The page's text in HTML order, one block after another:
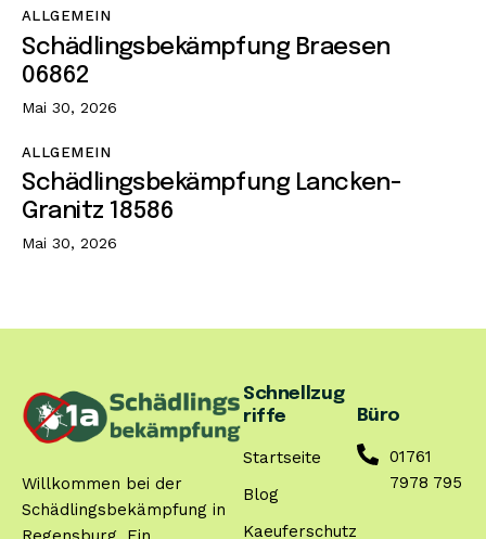
ALLGEMEIN
Schädlingsbekämpfung Braesen
06862
Mai 30, 2026
ALLGEMEIN
Schädlingsbekämpfung Lancken-
Granitz 18586
Mai 30, 2026
Willkommen bei der
Schädlingsbekämpfung in
Schnellzug
riffe
Startseite
Blog
Kaeuferschutz
Büro
01761
7978 795